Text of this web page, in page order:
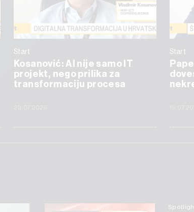
Start
Kosanović: AI nije samo IT
projekt, nego prilika za
transformaciju procesa
Start